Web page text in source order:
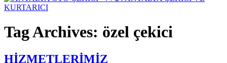
Tag Archives: özel çekici
HİZMETLERİMİZ